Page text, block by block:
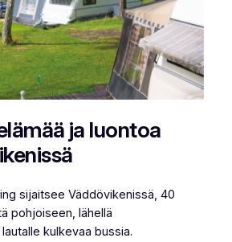
ja luontoa
sijaitsee Väddövikenissä, 40
pohjoiseen, lähellä
kulkevaa bussia.